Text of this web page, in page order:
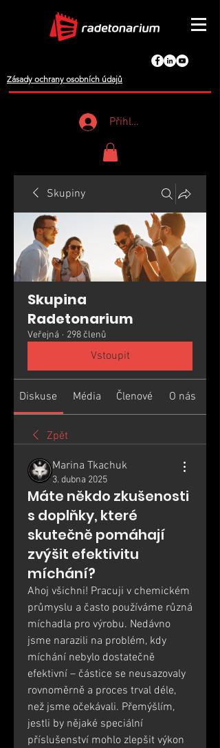
Zásady ochrany osobních údajů
Přihlášení
Skupiny
Skupina
Radetonarium
Veřejná · 298 členů
Vstoupit
Diskuse Média Členové O nás
Zpět
Marina Tkachuk
3. dubna 2025
Máte někdo zkušenosti
s doplňky, které
skutečně pomáhají
zvýšit efektivitu
míchání?
Ahoj všichni! Pracuji v chemickém
průmyslu a často používáme různá
míchadla pro výrobu. Nedávno
jsme narazili na problém, kdy
míchání nebylo dostatečně
efektivní – částice se neusazovaly
rovnoměrně a proces trval déle,
než jsme očekávali. Přemýšlím,
jestli by nějaké speciální
příslušenství mohlo zlepšit výkon